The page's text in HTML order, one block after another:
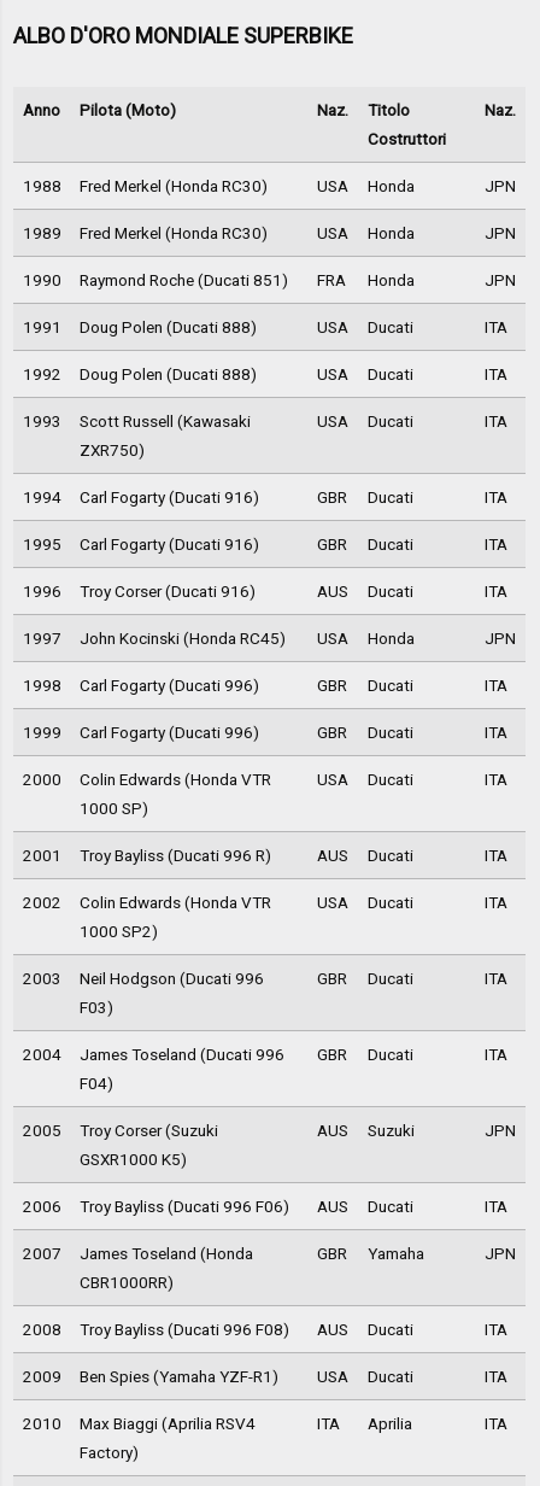
ALBO D'ORO MONDIALE SUPERBIKE
Anno Pilota (Moto) Naz.
Titolo
Costruttori
Naz.
1988 Fred Merkel (Honda RC30) USA Honda JPN
1989 Fred Merkel (Honda RC30) USA Honda JPN
1990 Raymond Roche (Ducati 851) FRA Honda JPN
1991 Doug Polen (Ducati 888) USA Ducati ITA
1992 Doug Polen (Ducati 888) USA Ducati ITA
1993
Scott Russell (Kawasaki
ZXR750)
USA Ducati ITA
1994 Carl Fogarty (Ducati 916) GBR Ducati ITA
1995 Carl Fogarty (Ducati 916) GBR Ducati ITA
1996 Troy Corser (Ducati 916) AUS Ducati ITA
1997 John Kocinski (Honda RC45) USA Honda JPN
1998 Carl Fogarty (Ducati 996) GBR Ducati ITA
1999 Carl Fogarty (Ducati 996) GBR Ducati ITA
2000
Colin Edwards (Honda VTR
1000 SP)
USA Ducati ITA
2001 Troy Bayliss (Ducati 996 R) AUS Ducati ITA
2002
Colin Edwards (Honda VTR
1000 SP2)
USA Ducati ITA
2003
Neil Hodgson (Ducati 996
F03)
GBR Ducati ITA
2004
James Toseland (Ducati 996
F04)
GBR Ducati ITA
2005
Troy Corser (Suzuki
GSXR1000 K5)
AUS Suzuki JPN
2006 Troy Bayliss (Ducati 996 F06) AUS Ducati ITA
2007
James Toseland (Honda
CBR1000RR)
GBR Yamaha JPN
2008 Troy Bayliss (Ducati 996 F08) AUS Ducati ITA
2009 Ben Spies (Yamaha YZF-R1) USA Ducati ITA
2010
Max Biaggi (Aprilia RSV4
Factory)
ITA Aprilia ITA